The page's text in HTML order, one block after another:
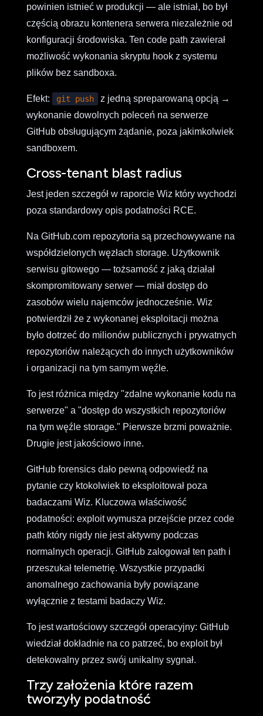
powinien istnieć w produkcji — ale istniał, bo był
częścią obrazu kontenera serwera niezależnie od
konfiguracji środowiska. Ten code path zawierał
możliwość wykonania skryptu hook z systemu
plików bez sandboxa.
Efekt: git push
z jedną spreparowaną opcją →
wykonanie dowolnych poleceń na serwerze
GitHub obsługującym żądanie, poza jakimkolwiek
sandboxem.
Cross-tenant blast radius
Jest jeden szczegół w raporcie Wiz który wychodzi
poza standardowy opis podatności RCE.
Na GitHub.com repozytoria są przechowywane na
współdzielonych węzłach storage. Użytkownik
serwisu gitowego — tożsamość z jaką działał
skompromitowany serwer — miał dostęp do
zasobów wielu najemców jednocześnie. Wiz
potwierdził że z wykonanej eksploitacji można
było dotrzeć do milionów publicznych i prywatnych
repozytoriów należących do innych użytkowników
i organizacji na tym samym węźle.
To jest różnica między "zdalne wykonanie kodu na
serwerze" a "dostęp do wszystkich repozytoriów
na tym węźle storage." Pierwsze brzmi poważnie.
Drugie jest jakościowo inne.
GitHub forensics dało pewną odpowiedź na
pytanie czy ktokolwiek to eksploitował poza
badaczami Wiz. Kluczowa właściwość
podatności: exploit wymusza przejście przez code
path który nigdy nie jest aktywny podczas
normalnych operacji. GitHub zalogował ten path i
przeszukał telemetrię. Wszystkie przypadki
anomalnego zachowania były powiązane
wyłącznie z testami badaczy Wiz.
To jest wartościowy szczegół operacyjny: GitHub
wiedział dokładnie na co patrzeć, bo exploit był
detekowalny przez swój unikalny sygnał.
Trzy założenia które razem
tworzyły podatność